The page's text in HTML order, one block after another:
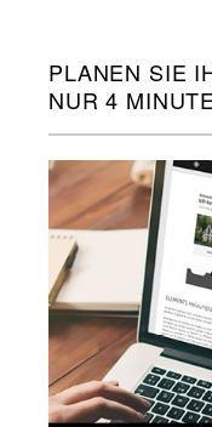
PLANEN SIE
NUR 4